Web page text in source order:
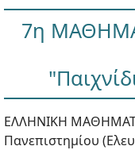
7η
ΕΛΛΗΝΙΚΗ
Πανεπιστημίου